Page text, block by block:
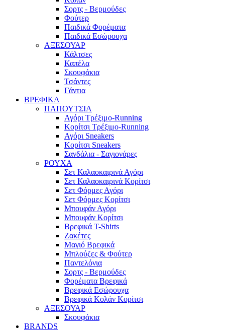
Σορτς - Βερμούδες
Φούτερ
Παιδικά Φορέματα
Παιδικά Εσώρουχα
ΑΞΕΣΟΥΑΡ
Κάλτσες
Καπέλα
Σκουφάκια
Τσάντες
Γάντια
ΒΡΕΦΙΚΑ
ΠΑΠΟΥΤΣΙΑ
Αγόρι Τρέξιμο-Running
Κορίτσι Τρέξιμο-Running
Αγόρι Sneakers
Κορίτσι Sneakers
Σανδάλια - Σαγιονάρες
ΡΟΥΧΑ
Σετ Καλαοκαιρινά Αγόρι
Σετ Καλαοκαιρινά Κορίτσι
Σετ Φόρμες Αγόρι
Σετ Φόρμες Κορίτσι
Mπουφάν Αγόρι
Mπουφάν Κορίτσι
Βρεφικά T-Shirts
Ζακέτες
Μαγιό Βρεφικά
Mπλούζες & Φούτερ
Παντελόνια
Σορτς - Βερμούδες
Φορέματα Βρεφικά
Βρεφικά Εσώρουχα
Βρεφικά Κολάν Κορίτσι
ΑΞΕΣΟΥΑΡ
Σκουφάκια
BRANDS